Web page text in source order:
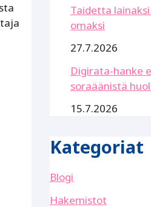
Taidetta
omaksi
27.7.2026
Digirata-hanke
soraäänistä
15.7.2026
Kategoriat
Blogi
Hakemistot